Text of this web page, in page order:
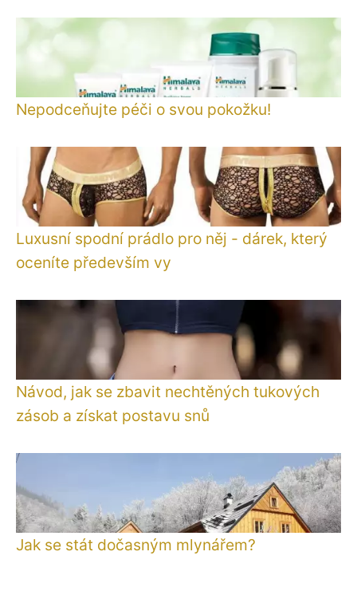
Nepodceňujte péči o svou pokožku!
Luxusní spodní prádlo pro něj - dárek, který
oceníte především vy
Návod, jak se zbavit nechtěných tukových
zásob a získat postavu snů
Jak se stát dočasným mlynářem?